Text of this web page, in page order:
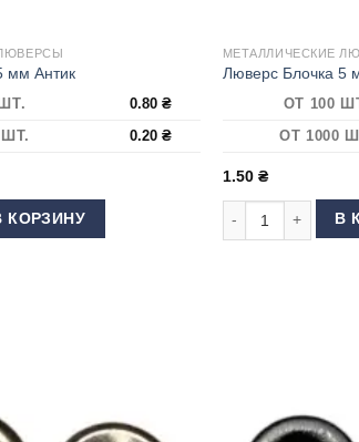
мм Антик
0.80₴
ШТ.
0.20₴
Люверс Блочка 5 мм Антик
КОРЗИНУ
МЕТАЛЛИЧЕСКИЕ
Люверс Блочка 5
ОТ 100
ОТ 1000
1.50 ₴
Количество
В